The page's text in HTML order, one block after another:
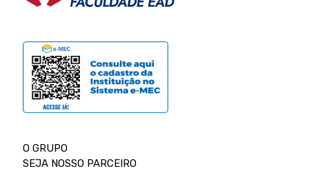
O GRUPO
SEJA NOSSO PARCEIRO